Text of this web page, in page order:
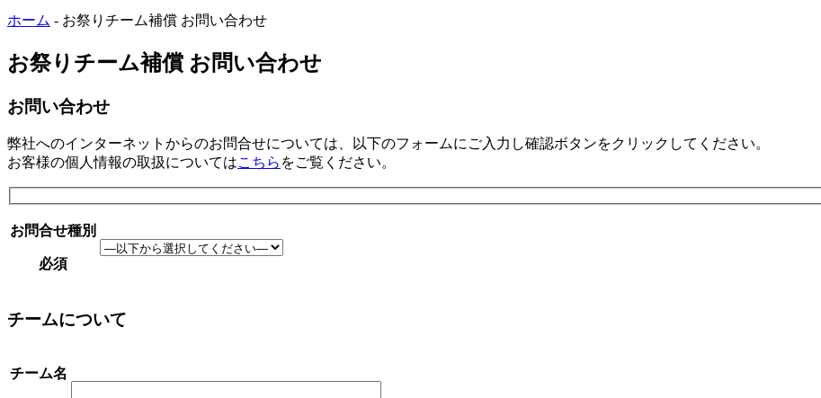
ホーム - お祭りチーム補償 お問い合わせ
お祭りチーム補償 お問い合わせ
お問い合わせ
弊社へのインターネットからのお問合せについては、以下のフォームにご入力し確認ボタンをクリックしてください。
お客様の個人情報の取扱についてはこちら をご覧ください。
お問合せ種別
必須
チームについて
チーム名